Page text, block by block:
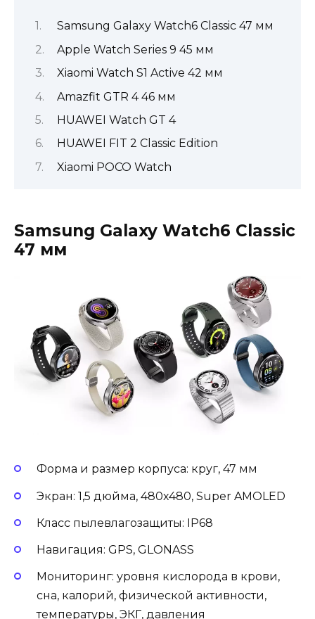
Samsung Galaxy Watch6 Classic 47 мм
Apple Watch Series 9 45 мм
Xiaomi Watch S1 Active 42 мм
Amazfit GTR 4 46 мм
HUAWEI Watch GT 4
HUAWEI FIT 2 Classic Edition
Xiaomi POCO Watch
Samsung Galaxy Watch6 Classic
47 мм
Форма и размер корпуса: круг, 47 мм
Экран: 1,5 дюйма, 480х480, Super AMOLED
Класс пылевлагозащиты: IP68
Навигация: GPS, GLONASS
Мониторинг: уровня кислорода в крови,
сна, калорий, физической активности,
температуры, ЭКГ, давления